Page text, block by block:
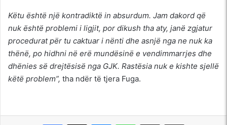
Këtu është një kontradiktë in absurdum. Jam dakord që
nuk është problemi i ligjit, por dikush tha aty, janë zgjatur
procedurat për tu caktuar i nënti dhe asnjë nga ne nuk ka
thënë, po hidhni në erë mundësinë e vendimmarrjes dhe
dhënies së drejtësisë nga GJK. Rastësia nuk e kishte sjellë
këtë problem”, tha ndër të tjera Fuga.